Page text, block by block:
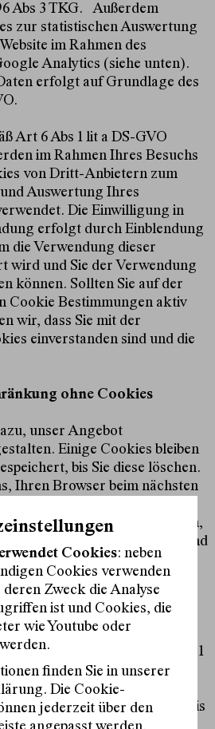
Abs 3 TKG. Außerdem
zur statistischen Auswertung
im Rahmen des
Analytics (siehe unten).
erfolgt auf Grundlage des
Art 6 Abs 1 lit a DS-GVO
im Rahmen Ihres Besuchs
von Dritt-Anbietern zum
Auswertung Ihres
Die Einwilligung in
erfolgt durch Einblendung
die Verwendung dieser
wird und Sie der Verwendung
können. Sollten Sie auf der
Cookie Bestimmungen aktiv
wir, dass Sie mit der
einverstanden sind und die
ohne Cookies
unser Angebot
Einige Cookies bleiben
bis Sie diese löschen.
Ihren Browser beim nächsten
Wenn Sie dies nicht
Ihren Browser so einrichten,
von Cookies informiert und
erlauben.
für unseren Newsletter
Ihre Einwilligung (Art 6 Abs 1
verarbeiten wir Ihren Namen
zum Zweck des Versands
E-Mailadresse wird dann bis
Newsletter bzw. dem
Cookies: neben
Cookies verwenden
Zweck die Analyse
ist und Cookies, die
wie Youtube oder
finden Sie in unserer
Die Cookie-
jederzeit über den